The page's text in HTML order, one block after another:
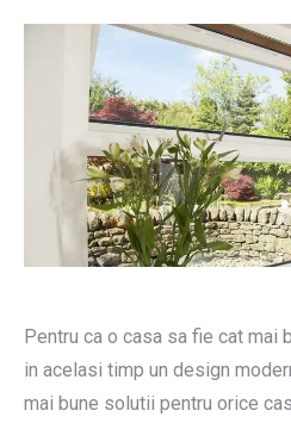
Pentru ca o casa sa fie cat mai
in acelasi timp un design
mai bune solutii pentru orice